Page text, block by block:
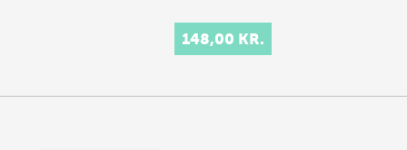
148,00 KR.